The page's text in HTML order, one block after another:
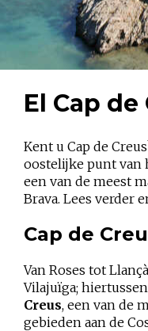
El Cap de
Kent u Cap de
oostelijke punt van
een van de meest
Brava. Lees verder
Cap de
Van Roses tot
Vilajuïga;
Creus, een van de
gebieden aan de